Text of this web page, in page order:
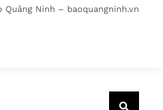
Quảng Ninh – baoquangninh.vn